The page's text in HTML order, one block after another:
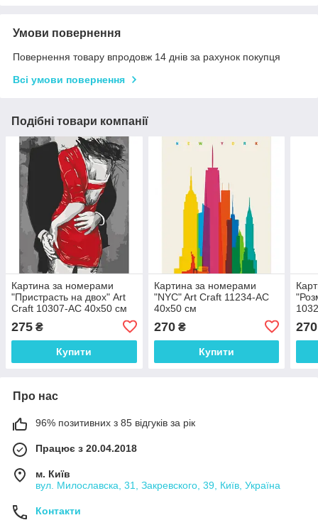
Умови повернення
Повернення товару впродовж 14 днів за рахунок покупця
Всі умови повернення
Подібні товари компанії
Картина за номерами
"Пристрасть на двох" Art
Craft 10307-AC 40х50 см
275 ₴
Купити
Картина за номерами
"NYC" Art Craft 11234-AC
40х50 см
270₴
Купити
270
Про нас
96% позитивних з 85 відгуків за рік
Працює з 20.04.2018
м. Київ
вул. Милославска, 31, Закревского, 39, Київ, Україна
Контакти